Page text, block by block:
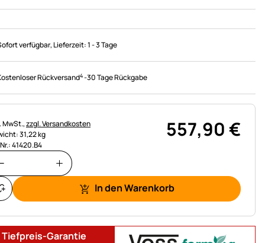
verfügbar, Lieferzeit:1 - 3 Tage
Rückversand4-30 Tage Rückgabe
MwSt.,zzgl. Versandkosten
31,22 kg
41420.B4
557,90€
In den Warenkorb
Tiefpreis-Garantie